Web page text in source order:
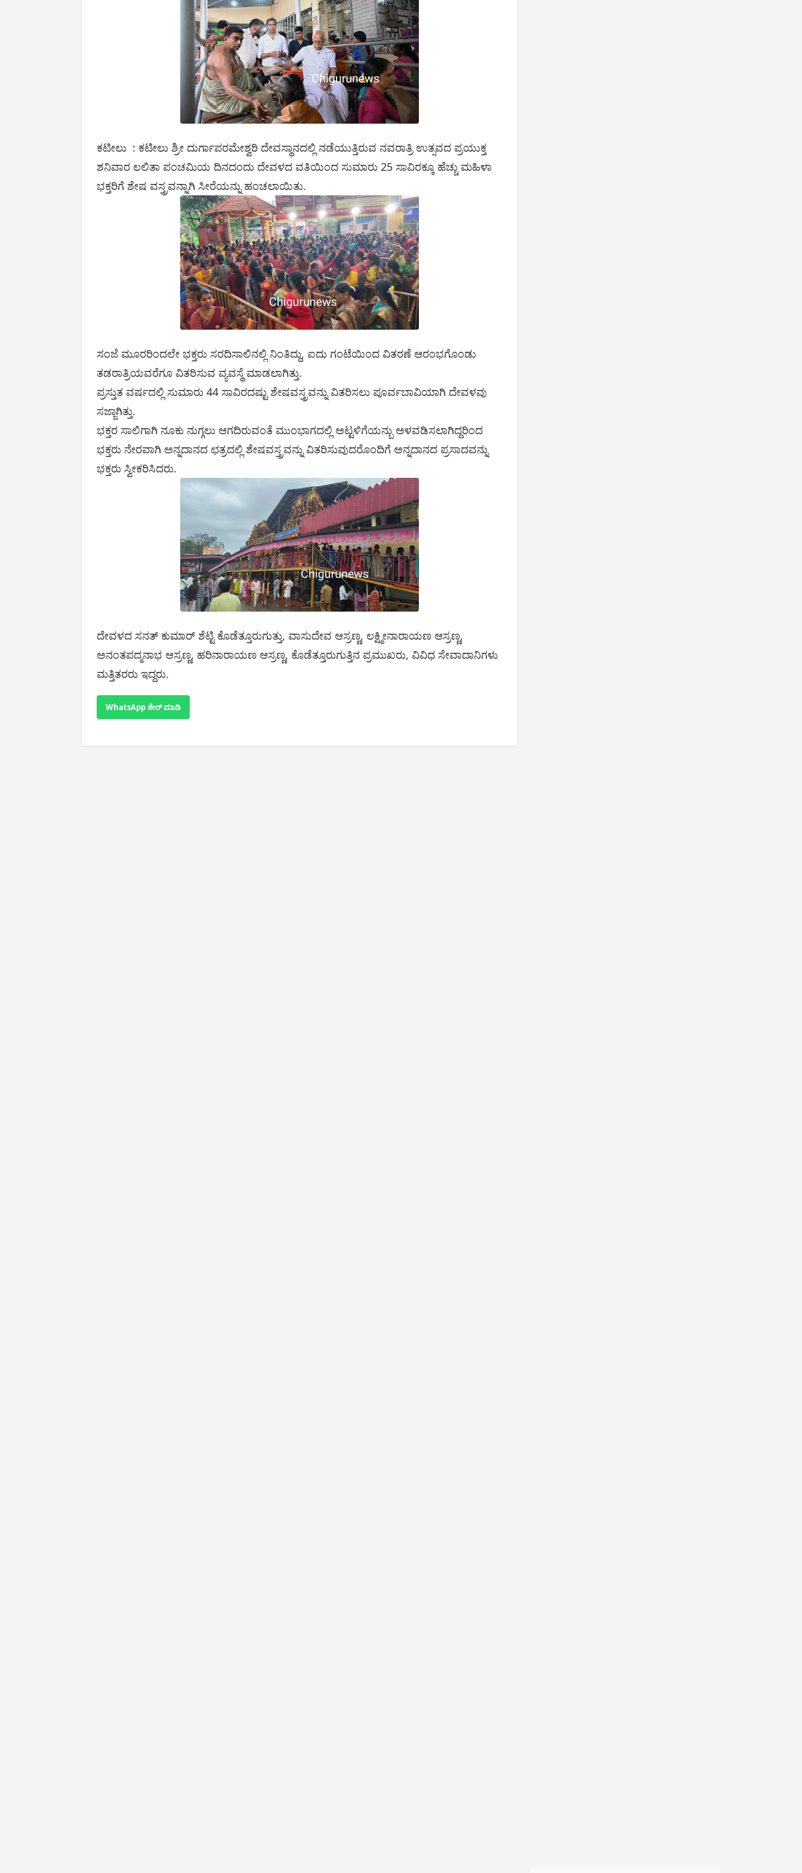
ಕಟೀಲು : ಕಟೀಲು ಶ್ರೀ ದುರ್ಗಾಪರಮೇಶ್ವರಿ ದೇವಸ್ಥಾನದಲ್ಲಿ ನಡೆಯುತ್ತಿರುವ ನವರಾತ್ರಿ ಉತ್ಸವದ ಪ್ರಯುಕ್ತ
ಶನಿವಾರ ಲಲಿತಾ ಪಂಚಮಿಯ ದಿನದಂದು ದೇವಳದ ವತಿಯಿಂದ ಸುಮಾರು 25 ಸಾವಿರಕ್ಕೂ ಹೆಚ್ಚು ಮಹಿಳಾ
ಭಕ್ತರಿಗೆ ಶೇಷ ವಸ್ತ್ರವನ್ನಾಗಿ ಸೀರೆಯನ್ನು ಹಂಚಲಾಯಿತು.
ಸಂಜೆ ಮೂರರಿಂದಲೇ ಭಕ್ತರು ಸರದಿಸಾಲಿನಲ್ಲಿ ನಿಂತಿದ್ದು, ಐದು ಗಂಟೆಯಿಂದ ವಿತರಣೆ ಆರಂಭಗೊಂಡು
ತಡರಾತ್ರಿಯವರೆಗೂ ವಿತರಿಸುವ ವ್ಯವಸ್ಥೆ ಮಾಡಲಾಗಿತ್ತು.
ಪ್ರಸ್ತುತ ವರ್ಷದಲ್ಲಿ ಸುಮಾರು 44 ಸಾವಿರದಷ್ಟು ಶೇಷವಸ್ತ್ರವನ್ನು ವಿತರಿಸಲು ಪೂರ್ವಬಾವಿಯಾಗಿ ದೇವಳವು
ಸಜ್ಜಾಗಿತ್ತು.
ಭಕ್ತರ ಸಾಲಿಗಾಗಿ ನೂಕು ನುಗ್ಗಲು ಆಗದಿರುವಂತೆ ಮುಂಭಾಗದಲ್ಲಿ ಅಟ್ಟಳಿಗೆಯನ್ಬು ಅಳವಡಿಸಲಾಗಿದ್ದರಿಂದ
ಭಕ್ತರು ನೇರವಾಗಿ ಅನ್ನದಾನದ ಛತ್ರದಲ್ಲಿ ಶೇಷವಸ್ತ್ರವನ್ನು ವಿತರಿಸುವುದರೊಂದಿಗೆ ಅನ್ನದಾನದ ಪ್ರಸಾದವನ್ನು
ಭಕ್ತರು ಸ್ವೀಕರಿಸಿದರು.
ದೇವಳದ ಸನತ್ ಕುಮಾರ್ ಶೆಟ್ಟಿ ಕೊಡೆತ್ತೂರುಗುತ್ತು, ವಾಸುದೇವ ಆಸ್ರಣ್ಣ, ಲಕ್ಷ್ಮೀನಾರಾಯಣ ಆಸ್ರಣ್ಣ,
ಅನಂತಪದ್ಮನಾಭ ಆಸ್ರಣ್ಣ, ಹರಿನಾರಾಯಣ ಆಸ್ರಣ್ಣ, ಕೊಡೆತ್ತೂರುಗುತ್ತಿನ ಪ್ರಮುಖರು, ವಿವಿಧ ಸೇವಾದಾನಿಗಳು
ಮತ್ತಿತರರು ಇದ್ದರು.
WhatsApp ಶೇರ್ ಮಾಡಿ